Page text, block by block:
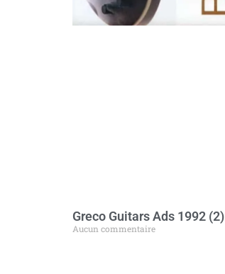
Greco Guitars Ads 1992 (2)
Aucun commentaire